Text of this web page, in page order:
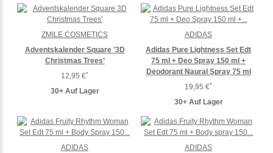
Adventskalender Square '3D
Christmas Trees’
12,95 €*
30+ Auf Lager
ZMILE COSMETICS
Adidas Pure Lightness Set Edt
75 ml + Deo Spray 150 ml +
Deodorant Naural Spray 75 ml
19,95 €*
30+ Auf Lager
ADIDAS
ADIDAS
ADIDAS